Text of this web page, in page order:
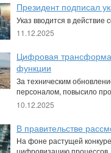
Президент подписал
Указ вводится в действие
11.12.2025
Цифровая
функции
За техническим
персоналом, повысило
10.12.2025
В правительстве
На фоне растущей